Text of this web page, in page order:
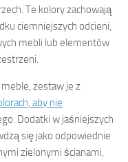
Te kolory zachowają
ciemniejszych odcieni,
mebli lub elementów
zestaw je z
aby nie
Dodatki w jaśniejszych
się jako odpowiednie
zielonymi ścianami,